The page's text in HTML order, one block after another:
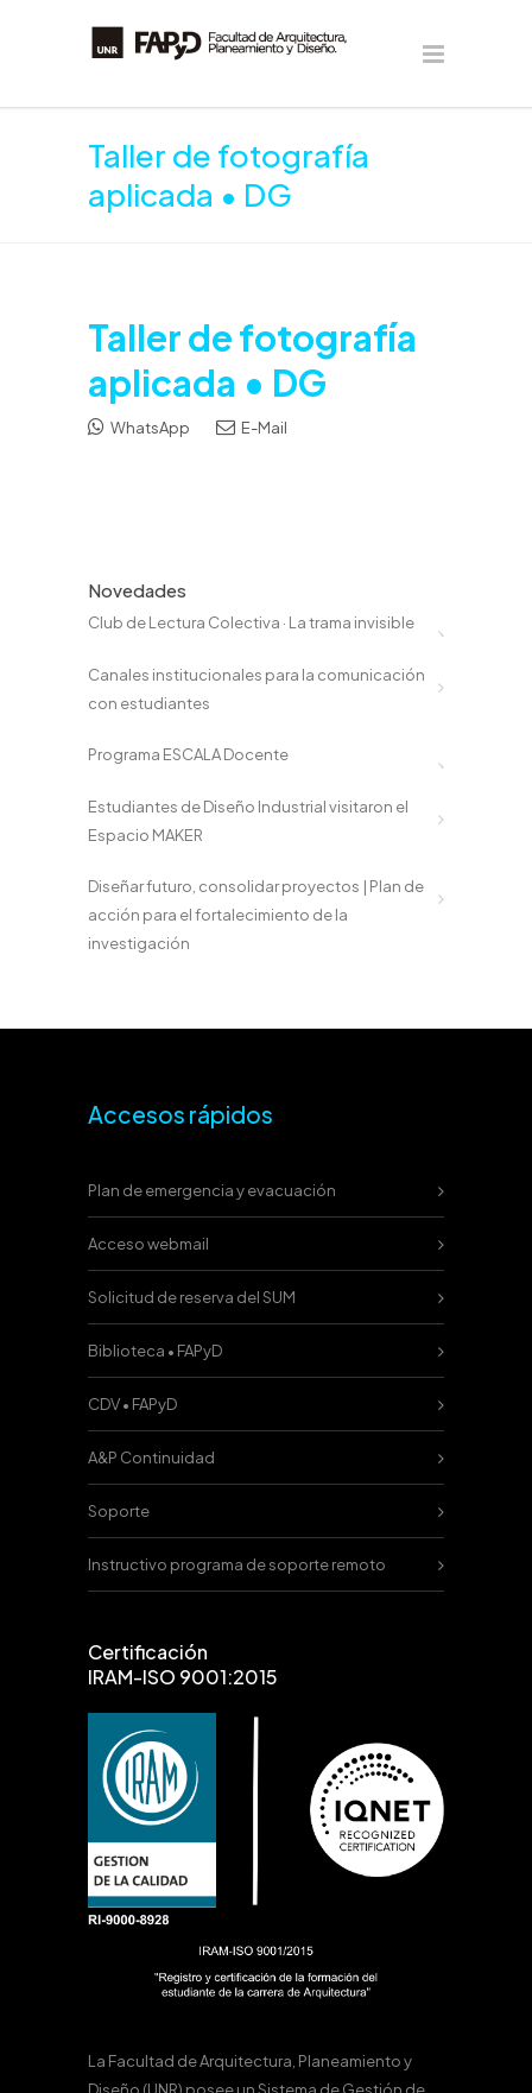
Taller de fotografía
aplicada • DG
Taller de fotografía
aplicada • DG
WhatsApp E-Mail
Novedades
Club de Lectura Colectiva · La trama invisible
Canales institucionales para la comunicación
con estudiantes
Programa ESCALA Docente
Estudiantes de Diseño Industrial visitaron el
Espacio MAKER
Diseñar futuro, consolidar proyectos | Plan de
acción para el fortalecimiento de la
investigación
Accesos rápidos
Plan de emergencia y evacuación
Acceso webmail
Solicitud de reserva del SUM
Biblioteca • FAPyD
CDV • FAPyD
A&P Continuidad
Soporte
Instructivo programa de soporte remoto
Certificación
IRAM-ISO 9001:2015
La Facultad de Arquitectura, Planeamiento y